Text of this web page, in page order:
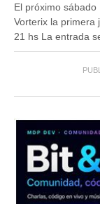
El próximo
Vorterix la primera
21 hs La entrada